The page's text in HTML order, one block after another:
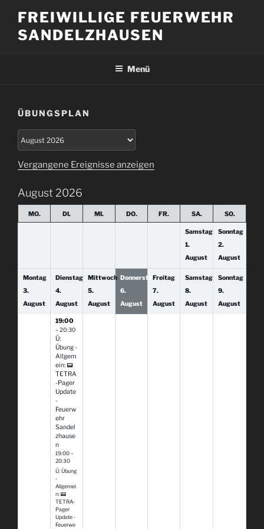
Inhalt
springen
FREIWILLIGE FEUERWEHR
SANDELZHAUSEN
Menü
ÜBUNGSPLAN
Auswahl
des
Monats
Vergangene Ereignisse anzeigen
August 2026
MO. DI. MI. DO. FR. SA. SO.
Samstag
1.
August
Sonntag
2.
August
Montag
3.
August
Dienstag
4.
August
19:00
– 20:30
Ü:
Übung -
Allgem
ein: 📟
TETRA
-Pager
Update
-
Feuerw
ehr
Sandel
zhause
n
19:00 –
20:30
Ü: Übung
-
Allgemei
n: 📟
TETRA-
Pager
Update -
Feuerwe
Mittwoch
5.
August
Donnerstag
6.
August
Freitag
7.
August
Samstag
8.
August
Sonntag
9.
August